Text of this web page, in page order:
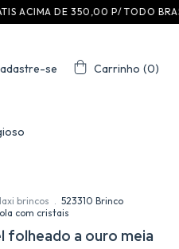
5 0 ,0 0 P / T O D O B R A S I L C O M P
se Carrinho (0)
brincos . 523310 Brinco
com cristais
folheado a ouro meia